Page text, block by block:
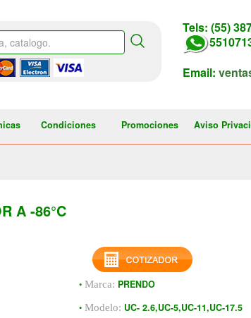
Tels: (55)
Email:
Condiciones Promociones Aviso
A -86°C
•Marca: PRENDO
•Modelo: UC- 2.6,UC-5,UC-11,UC-17.5